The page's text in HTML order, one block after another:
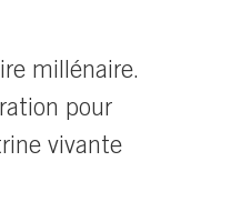
millénaire.
pour
vivante